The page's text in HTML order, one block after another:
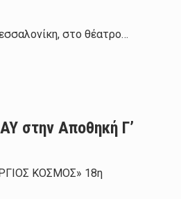
στο θέατρο…
στην Αποθηκή Γ’
ΚΟΣΜΟΣ» 18η